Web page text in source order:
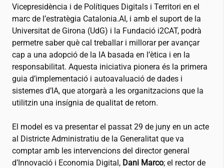
Vicepresidència i de Polítiques Digitals i Territori en el
marc de l’estratègia Catalonia.AI, i amb el suport de la
Universitat de Girona (UdG) i la Fundació i2CAT, podrà
permetre saber què cal treballar i millorar per avançar
cap a una adopció de la IA basada en l’ètica i en la
responsabilitat. Aquesta iniciativa pionera és la primera
guia d’implementació i autoavaluació de dades i
sistemes d’IA, que atorgarà a les organitzacions que la
utilitzin una insígnia de qualitat de retorn.
El model es va presentar el passat 29 de juny en un acte
al Districte Administratiu de la Generalitat que va
comptar amb les intervencions del director general
d’Innovació i Economia Digital, Dani Marco; el rector de